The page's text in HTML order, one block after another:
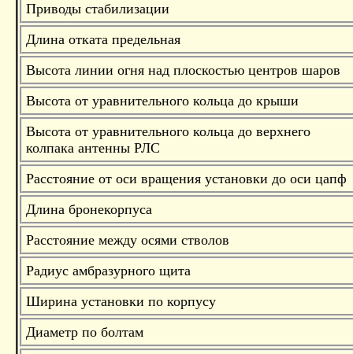
Приводы стабилизации
Длина отката предельная
Высота линии огня над плоскостью центров шаров
Высота от уравнительного кольца до крыши
Высота от уравнительного кольца до верхнего
колпака антенны РЛС
Расстояние от оси вращения установки до оси цапф
Длина бронекорпуса
Расстояние между осями стволов
Радиус амбразурного щита
Ширина установки по корпусу
Диаметр по болтам